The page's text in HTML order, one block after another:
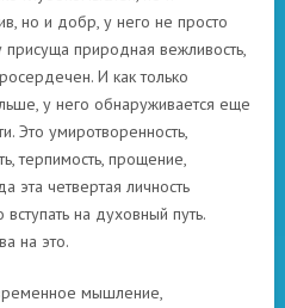
но и добр, у него не просто
природная вежливость,
И как только
у него обнаруживается еще
Это умиротворенность,
терпимость, прощение,
эта четвертая личность
на духовный путь.
на это.
мышление,